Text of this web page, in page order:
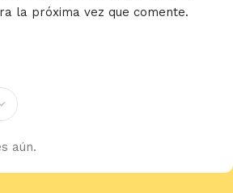
aún.
la próxima vez que comente.